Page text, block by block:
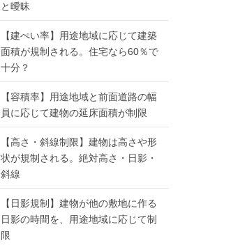
と曖昧
【建ぺい率】用途地域に応じて建築
面積が規制される。住宅なら60％で
十分？
【容積率】用途地域と前面道路の幅
員に応じて建物の延床面積が制限
【高さ・斜線制限】建物は高さや形
状が規制される。絶対高さ・日影・
斜線
【日影規制】建物が他の敷地に作る
日影の時間を、用途地域に応じて制
限